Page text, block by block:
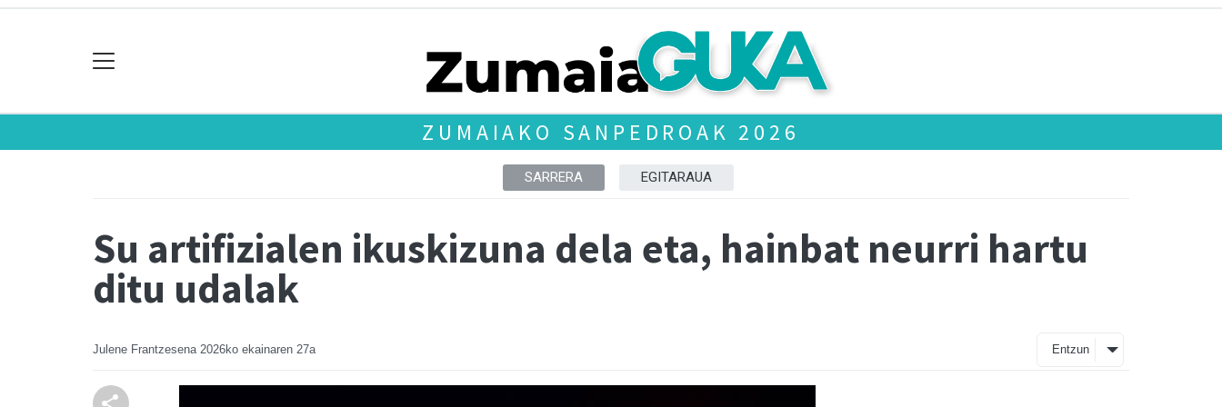
ZUMAIAKO SANPEDROAK 2026
SARRERA EGITARAUA
Su artifizialen ikuskizuna dela eta, hainbat neurri hartu
ditu udalak
Julene Frantzesena 2026ko ekainaren 27a Entzun